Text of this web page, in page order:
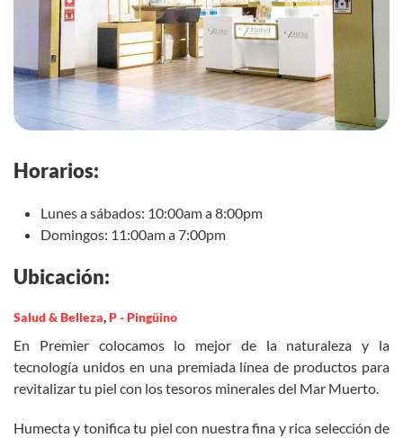
Horarios:
Lunes a sábados: 10:00am a 8:00pm
Domingos: 11:00am a 7:00pm
Ubicación:
Salud & Belleza,P - Pingüino
En Premier colocamos lo mejor de la naturaleza y la
tecnología unidos en una premiada línea de productos para
revitalizar tu piel con los tesoros minerales del Mar Muerto.
Humecta y tonifica tu piel con nuestra fina y rica selección de